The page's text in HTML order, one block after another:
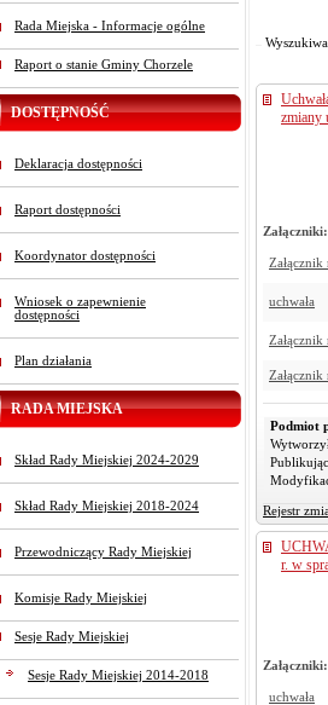
Rada Miejska - Informacje ogólne
Raport o stanie Gminy Chorzele
DOSTĘPNOŚĆ
Deklaracja dostępności
Raport dostępności
Koordynator dostępności
Wniosek o zapewnienie
dostępności
Plan działania
RADA MIEJSKA
Skład Rady Miejskiej 2024-2029
Skład Rady Miejskiej 2018-2024
Przewodniczący Rady Miejskiej
Komisje Rady Miejskiej
Sesje Rady Miejskiej
Sesje Rady Miejskiej 2014-2018
zmiany
Załączniki:
Załącznik
uchwała
Załącznik
Załącznik
Podmiot
Rejestr
r. w
Załączniki:
uchwała